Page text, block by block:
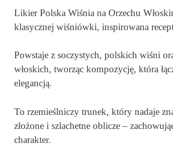
Likier Polska Wiśnia na Orzechu
klasycznej wiśniówki, inspirowana
Powstaje z soczystych, polskich wiśni
włoskich, tworząc kompozycję, która
elegancją.
To rzemieślniczy trunek, który nadaje
złożone i szlachetne oblicze –
charakter.